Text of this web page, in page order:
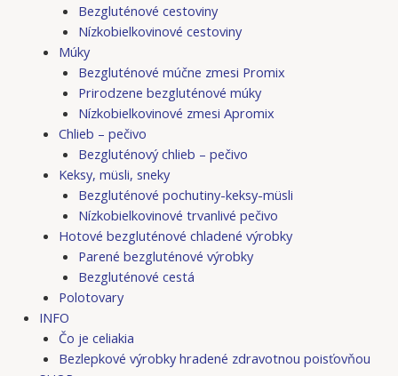
Bezgluténové cestoviny
Nízkobielkovinové cestoviny
Múky
Bezgluténové múčne zmesi Promix
Prirodzene bezgluténové múky
Nízkobielkovinové zmesi Apromix
Chlieb – pečivo
Bezgluténový chlieb – pečivo
Keksy, müsli, sneky
Bezgluténové pochutiny-keksy-müsli
Nízkobielkovinové trvanlivé pečivo
Hotové bezgluténové chladené výrobky
Parené bezgluténové výrobky
Bezgluténové cestá
Polotovary
INFO
Čo je celiakia
Bezlepkové výrobky hradené zdravotnou poisťovňou